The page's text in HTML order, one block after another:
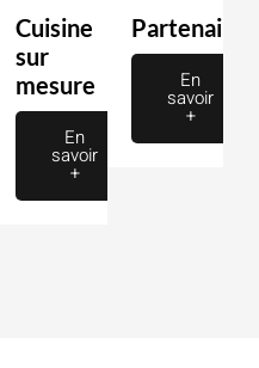
Cuisine
sur
mesure
En
savoir
+
Partenaire
En
savoir
+